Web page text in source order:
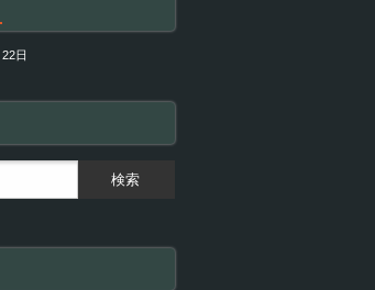
22日